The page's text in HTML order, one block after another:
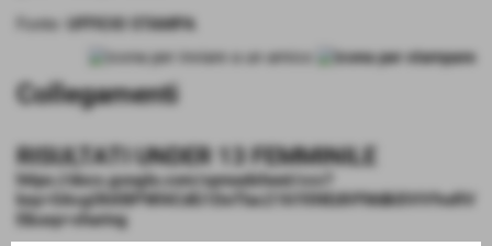
UFFICIO STAMPA
Collegamenti
RISULTATI UNDER 13 FEMMINILE
https://docs.google.com/spreadsheet/ccc?
key=0AvgOhXBPWl4CdG1DeTlac21kYXNEdVFMdkl0VV9wRV
E&usp=sharing